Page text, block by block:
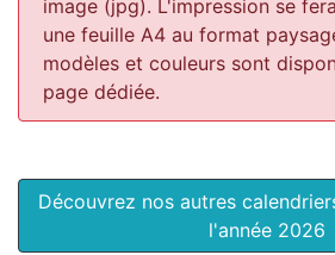
image (jpg). L'impression se
une feuille A4 au format
modèles et couleurs sont
page dédiée.
Découvrez nos autres
l'année 2026